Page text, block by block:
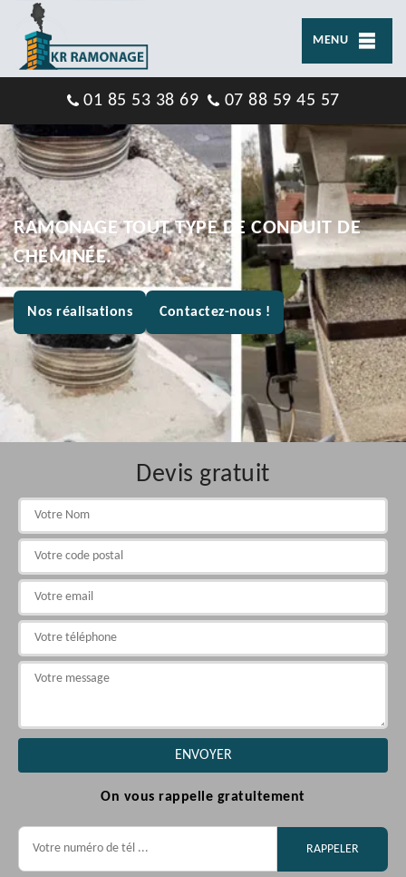
MENU
01 85 53 38 69 07 88 59 45 57
RAMONAGE TOUT TYPE DE CONDUIT DE
CHEMINÉE.
Nos réalisations Contactez-nous !
Devis gratuit
On vous rappelle gratuitement